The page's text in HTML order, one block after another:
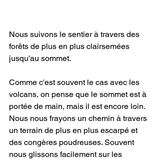
Nous suivons le sentier à travers des
forêts de plus en plus clairsemées
jusqu'au sommet.
Comme c'est souvent le cas avec les
volcans, on pense que le sommet est à
portée de main, mais il est encore loin.
Nous nous frayons un chemin à travers
un terrain de plus en plus escarpé et
des congères poudreuses. Souvent
nous glissons facilement sur les